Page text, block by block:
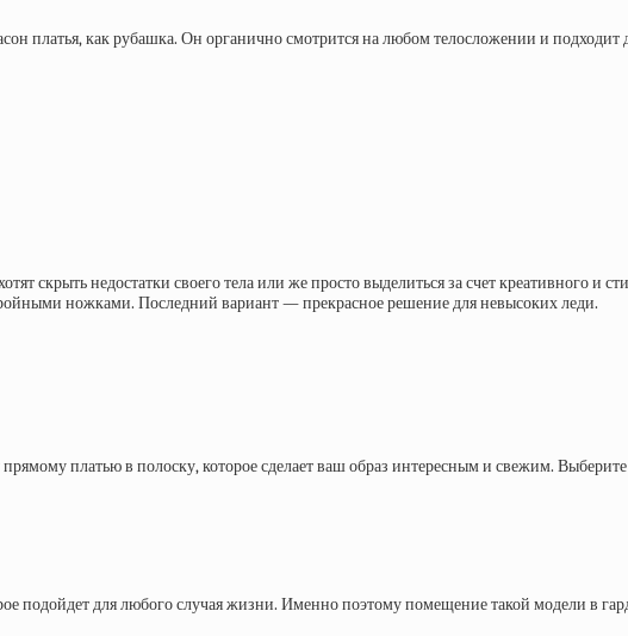
платья, как рубашка. Он органично смотрится на любом телосложении и
скрыть недостатки своего тела или же просто выделиться за счет креативного и
ножками. Последний вариант — прекрасное решение для невысоких леди.
платью в полоску, которое сделает ваш образ интересным и свежим.
подойдет для любого случая жизни. Именно поэтому помещение такой модели в